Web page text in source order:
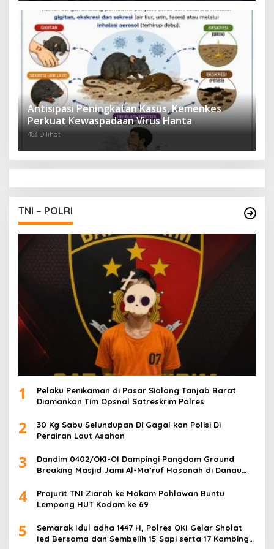
Antisipasi Peningkatan Kasus, Kemenkes
Perkuat Kewaspadaan Virus Hanta
483 Dilihat
TNI – POLRI
1
Pelaku Penikaman di Pasar Sialang Tanjab Barat
Diamankan Tim Opsnal Satreskrim Polres
2
30 Kg Sabu Selundupan Di Gagal kan Polisi Di
Perairan Laut Asahan
3
Dandim 0402/OKI-OI Dampingi Pangdam Ground
Breaking Masjid Jami Al-Ma’ruf Hasanah di Danau
4
Prajurit TNI Ziarah ke Makam Pahlawan Buntu
Lempong HUT Kodam ke 69
5
Semarak Idul adha 1447 H, Polres OKI Gelar Sholat
Ied Bersama dan Sembelih 15 Sapi serta 17 Kambing